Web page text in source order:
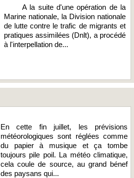
A la suite d'une opération de la
Marine nationale, la Division nationale
de lutte contre le trafic de migrants et
pratiques assimilées (Dnlt), a procédé
à l'interpellation de...
En cette fin juillet, les prévisions
météorologiques sont réglées comme
du papier à musique et ça tombe
toujours pile poil. La météo climatique,
cela coule de source, au grand bénef
des paysans qui...